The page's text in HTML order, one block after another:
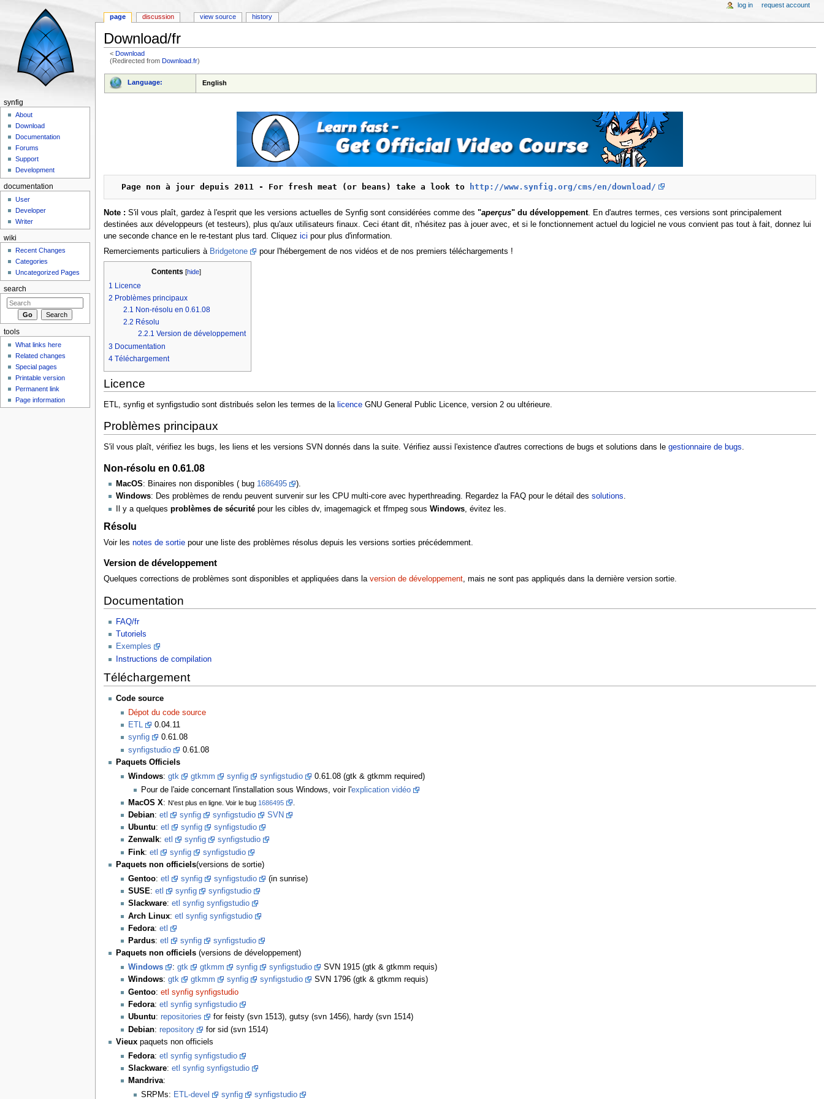
Download/fr
<Download
(Redirected fromDownload.fr)
Language: English
Page non à jour depuis 2011 - For fresh meat (or beans) take a look to http://www.synfig.org/cms/en/download/
Note : S'il vous plaît, gardez à l'esprit que les versions actuelles de Synfig sont considérées comme des "aperçus" du développement. En d'autres termes, ces versions sont principalement
destinées aux développeurs (et testeurs), plus qu'aux utilisateurs finaux. Ceci étant dit, n'hésitez pas à jouer avec, et si le fonctionnement actuel du logiciel ne vous convient pas tout à fait, donnez lui
une seconde chance en le re-testant plus tard. Cliquez ici pour plus d'information.
Remerciements particuliers à Bridgetone pour l'hébergement de nos vidéos et de nos premiers téléchargements !
Contents [hide]
1 Licence
2 Problèmes principaux
2.1 Non-résolu en 0.61.08
2.2 Résolu
2.2.1 Version de développement
3 Documentation
4 Téléchargement
Licence
ETL, synfig et synfigstudio sont distribués selon les termes de la licenceGNU General Public Licence, version 2 ou ultérieure.
Problèmes principaux
S'il vous plaît, vérifiez les bugs, les liens et les versions SVN donnés dans la suite. Vérifiez aussi l'existence d'autres corrections de bugs et solutions dans le gestionnaire de bugs.
Non-résolu en 0.61.08
MacOS: Binaires non disponibles ( bug 1686495
).
Windows: Des problèmes de rendu peuvent survenir sur les CPU multi-core avec hyperthreading. Regardez la FAQ pour le détail des solutions.
Il y a quelques problèmes de sécuritépour les cibles dv, imagemagick et ffmpeg sous Windows, évitez les.
Résolu
Voir les notes de sortiepour une liste des problèmes résolus depuis les versions sorties précédemment.
Version de développement
Quelques corrections de problèmes sont disponibles et appliquées dans la version de développement, mais ne sont pas appliqués dans la dernière version sortie.
Documentation
FAQ/fr
Tutoriels
Exemples
Instructions de compilation
Téléchargement
Code source
Dépot du code source
ETL
0.04.11
synfig
0.61.08
synfigstudio
0.61.08
Paquets Officiels
Windows:gtk gtkmm synfig synfigstudio
0.61.08 (gtk & gtkmm required)
Pour de l'aide concernant l'installation sous Windows, voir l'explication vidéo
MacOS X:N'est plus en ligne. Voir le bug 1686495
Debian:etl synfig synfigstudio
SVN
Ubuntu:etl synfig
synfigstudio
Zenwalk:etl synfig
synfigstudio
Fink:etl synfig
synfigstudio
Paquets non officiels(versions de sortie)
Gentoo:etl synfig synfigstudio
(in sunrise)
SUSE:etl synfig
synfigstudio
Slackware:etl synfig synfigstudio
Arch Linux:etl synfig synfigstudio
Fedora:etl
Pardus:etl synfig
synfigstudio
Paquets non officiels(versions de développement)
Windows
:gtk gtkmm synfig synfigstudio
SVN 1915 (gtk & gtkmm requis)
Windows:gtk gtkmm synfig synfigstudio
SVN 1796 (gtk & gtkmm requis)
Gentoo:etl synfig synfigstudio
Fedora:etl synfig synfigstudio
Ubuntu:repositories
for feisty (svn 1513), gutsy (svn 1456), hardy (svn 1514)
Debian:repository
for sid (svn 1514)
Vieuxpaquets non officiels
Fedora:etl synfig synfigstudio
Slackware:etl synfig synfigstudio
Mandriva:
SRPMs: ETL-devel synfig synfigstudio
page discussion view source history
log in request account
synfig
About
Download
Documentation
Forums
Support
Development
documentation
User
Developer
Writer
wiki
Recent Changes
Categories
Uncategorized Pages
search
tools
What links here
Related changes
Special pages
Printable version
Permanent link
Page information